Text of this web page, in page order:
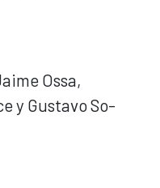
Ossa,
y Gustavo So-